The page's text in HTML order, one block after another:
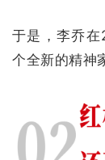
于是，李乔
个全新的精神